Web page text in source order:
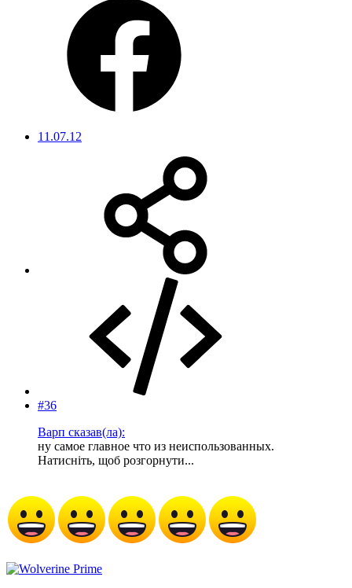
11.07.12
#36
Варп сказав(ла):
ну самое главное что из неиспользованных.
Натисніть, щоб розгорнути...